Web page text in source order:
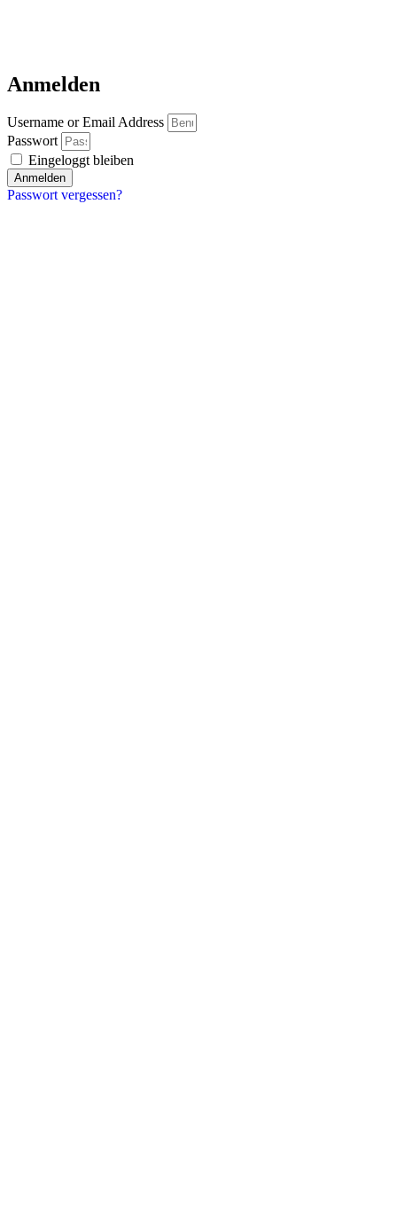
Anmelden
Username or Email Address
Passwort
Eingeloggt bleiben
Anmelden
Passwort vergessen?